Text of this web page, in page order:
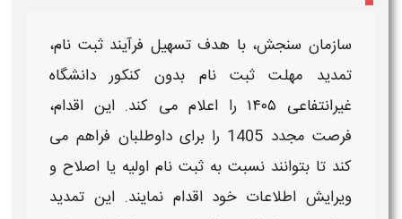
سازمان سنجش، با هدف تسهیل فرآیندثبت نام،
تمدید مهلت ثبت نام بدون کنکور دانشگاه
غیرانتفاعی ۱۴۰۵
را اعلام می کند. این اقدام،
فرصت مجدد 1405
را برای داوطلبان فراهم می‌
کند تا بتوانند نسبت به ثبت نام اولیه یا اصلاح و
ویرایش اطلاعات خود اقدام نمایند. این تمدید